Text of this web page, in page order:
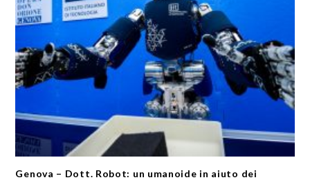
Genova – Dott. Robot: un umanoide in aiuto dei